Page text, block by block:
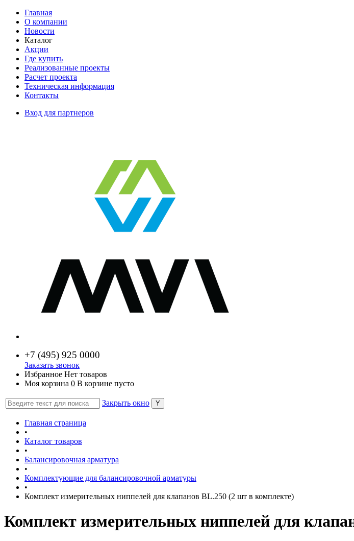
Главная
О компании
Новости
Каталог
Акции
Где купить
Реализованные проекты
Расчет проекта
Техническая информация
Контакты
Вход для партнеров
+7 (495) 925 0000
Заказать звонок
Избранное Нет товаров
Моя корзина 0 В корзине пусто
Закрыть окно
Главная страница
•
Каталог товаров
•
Балансировочная арматура
•
Комплектующие для балансировочной арматуры
•
Комплект измерительных ниппелей для клапанов BL.250 (2 шт в комплекте)
Комплект измерительных ниппелей для